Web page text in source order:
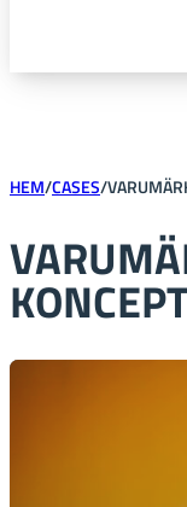
HEM/CASES/